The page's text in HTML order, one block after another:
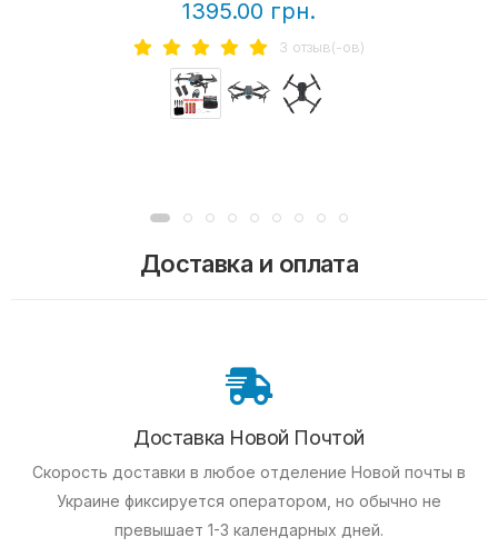
1395.00 грн.
3 отзыв(-ов)
Доставка и оплата
Доставка Новой Почтой
Скорость доставки в любое отделение Новой почты в
Украине фиксируется оператором, но обычно не
превышает 1-3 календарных дней.